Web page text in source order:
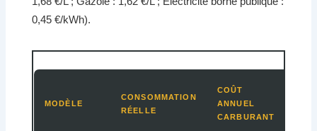
0,45 €/kWh).
MODÈLE
CONSOMMATION
RÉELLE
COÛT
ANNUEL
CARBURANT